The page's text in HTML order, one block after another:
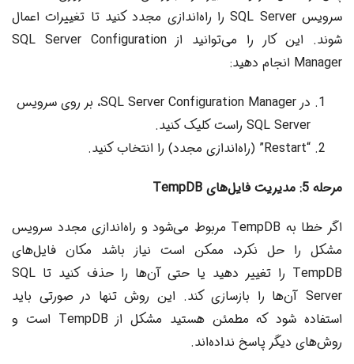
سرویس SQL Server را راه‌اندازی مجدد کنید تا تغییرات اعمال
شوند. این کار را می‌توانید از SQL Server Configuration
Manager انجام دهید:
در SQL Server Configuration Manager، بر روی سرویس
SQL Server راست کلیک کنید.
“Restart” (راه‌اندازی مجدد) را انتخاب کنید.
مرحله 5: مدیریت فایل‌های TempDB
اگر خطا به TempDB مربوط می‌شود و راه‌اندازی مجدد سرویس
مشکل را حل نکرد، ممکن است نیاز باشد مکان فایل‌های
TempDB را تغییر دهید یا حتی آن‌ها را حذف کنید تا SQL
Server آن‌ها را بازسازی کند. این روش تنها در صورتی باید
استفاده شود که مطمئن هستید مشکل از TempDB است و
روش‌های دیگر پاسخ نداده‌اند.